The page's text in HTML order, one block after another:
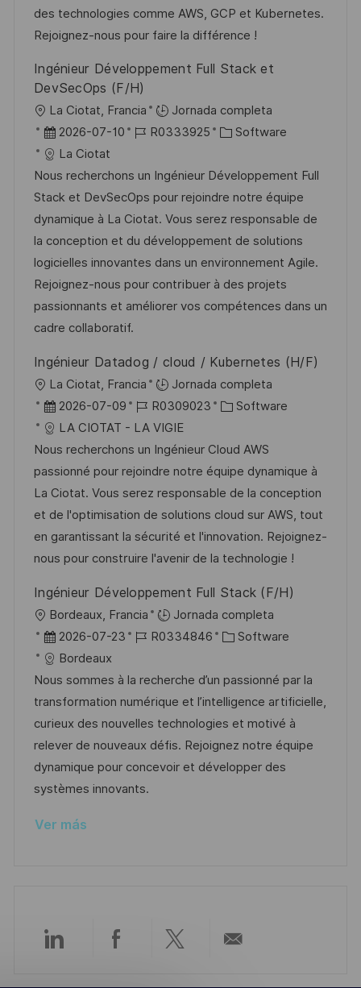
p
u
l
c
a
i
ó
n
l
e
r
í
des technologies comme AWS, GCP et Kubernetes.
Rejoignez-nous pour faire la différence !
Ingénieur Développement Full Stack et
DevSecOps (F/H)
U
b
c
a
c
i
ó
n
La Ciotat, Francia
Jornada completa
F
e
c
h
a
d
e
p
u
b
i
c
a
c
i
ó
n
2026-07-10
I
d
e
e
m
p
l
e
R0333925
C
t
e
g
o
r
í
a
Software
La Ciotat
Nous recherchons un Ingénieur Développement Full
Stack et DevSecOps pour rejoindre notre équipe
dynamique à La Ciotat. Vous serez responsable de
la conception et du développement de solutions
logicielles innovantes dans un environnement Agile.
Rejoignez-nous pour contribuer à des projets
passionnants et améliorer vos compétences dans un
cadre collaboratif.
Ingénieur Datadog / cloud / Kubernetes (H/F)
U
b
c
a
c
i
ó
n
La Ciotat, Francia
Jornada completa
F
e
c
h
a
d
e
p
b
l
i
c
a
c
i
ó
n
2026-07-09
I
D
d
e
e
m
p
l
o
R0309023
C
t
e
g
o
r
Software
LA CIOTAT - LA VIGIE
Nous recherchons un Ingénieur Cloud AWS
passionné pour rejoindre notre équipe dynamique à
La Ciotat. Vous serez responsable de la conception
et de l'optimisation de solutions cloud sur AWS, tout
en garantissant la sécurité et l'innovation. Rejoignez-
nous pour construire l'avenir de la technologie !
Ingénieur Développement Full Stack (F/H)
U
b
c
a
c
i
ó
n
Bordeaux, Francia
Jornada completa
F
e
c
h
a
d
e
p
b
c
ó
2026-07-23
I
d
e
e
m
p
l
R0334846
C
t
e
g
o
r
Software
Bordeaux
Nous sommes à la recherche d’un passionné par la
transformation numérique et l’intelligence artificielle,
curieux des nouvelles technologies et motivé à
relever de nouveaux défis. Rejoignez notre équipe
dynamique pour concevoir et développer des
systèmes innovants.
Ver más
CompartirCompartirCompartir